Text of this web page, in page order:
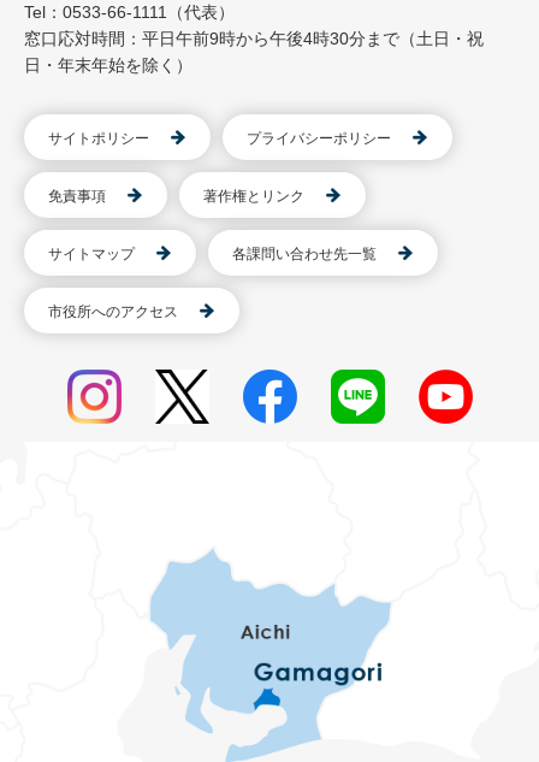
Tel：0533-66-1111（代表）
窓口応対時間：平日午前9時から午後4時30分まで（土日・祝
日・年末年始を除く）
サイトポリシー プライバシーポリシー
免責事項 著作権とリンク
サイトマップ 各課問い合わせ先一覧
市役所へのアクセス